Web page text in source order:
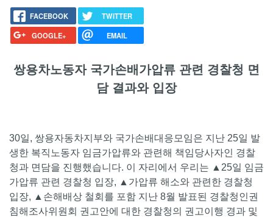
FACEBOOK
TWITTER
GOOGLE+
EMAIL
쌍용차노동자 국가손배가압류 관련 경찰청 면
담 결과와 입장
30일, 쌍용자동차지부와 국가손배대응모임은 지난 25일 발
생한 복직노동자 임금가압류와 관련해 책임당사자인 경찰
청과 면담을 진행했습니다. 이 자리에서 우리는 ▲25일 임금
가압류 관련 경찰청 입장, ▲가압류 해소와 관련한 경찰청
입장, ▲손해배상 철회를 포함 지난 8월 발표된 경찰청인권
침해조사위원회 권고안에 대한 경찰청의 권고이행 경과 및